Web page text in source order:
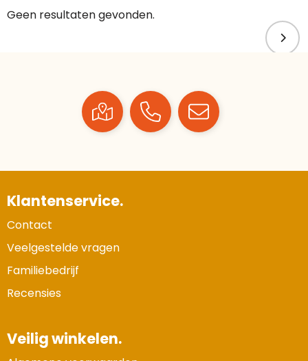
Geen resultaten gevonden.
Klantenservice.
Contact
Veelgestelde vragen
Familiebedrijf
Recensies
Veilig winkelen.